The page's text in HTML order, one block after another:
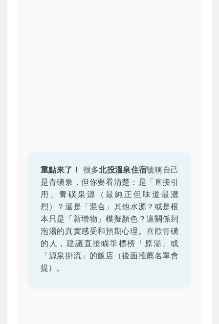
重點來了！ 很多北投溫泉住宿號稱自己
是青磺泉，但你要看清楚：是「直接引
用」青磺泉源（最純正但味道最濃
烈）？還是「混合」其他水源？或是根
本只是「新增物」模擬顏色？這關係到
泡湯的真實感受和預期心理。喜歡青磺
的人，建議直接瞄準標榜「原湯」或
「源泉掛流」的飯店（後面推薦名單會
提）。